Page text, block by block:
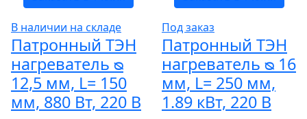
В наличии на складе
Патронный ТЭН
нагреватель ᴓ
12,5 мм, L= 150
мм, 880 Вт, 220 В
Под заказ
Патронный ТЭН
нагреватель ᴓ 16
мм, L= 250 мм,
1.89 кВт, 220 В